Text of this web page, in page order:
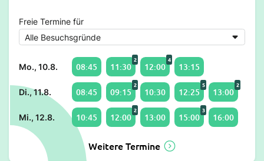
Freie Termine für
Mo., 10.8. 08:45 11:30
2
12:00
4
13:15
Di., 11.8. 08:45 09:15
2
10:30 12:25
5
13:00
2
Mi., 12.8. 10:45 12:00
2
13:00 15:00
3
16:00
Weitere Termine